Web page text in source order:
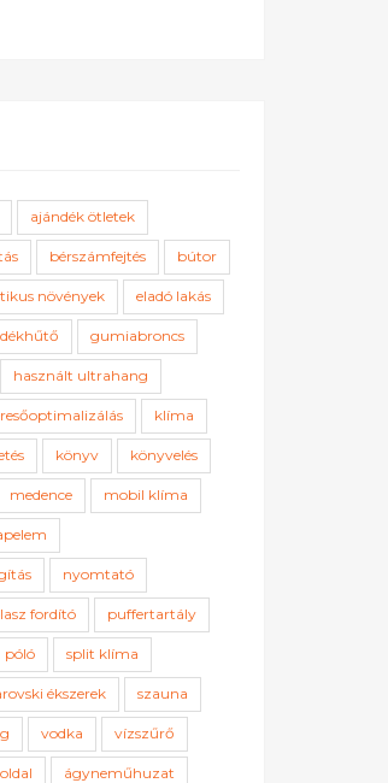
ajándék ötletek
bérszámfejtés bútor
növények eladó lakás
gumiabroncs
használt ultrahang
klíma
könyv könyvelés
medence mobil klíma
nyomtató
fordító puffertartály
póló split klíma
ékszerek szauna
vodka vízszűrő
ágyneműhuzat